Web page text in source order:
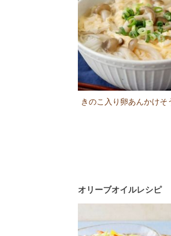
きのこ入り卵あんかけそ
オリーブオイルレシピ